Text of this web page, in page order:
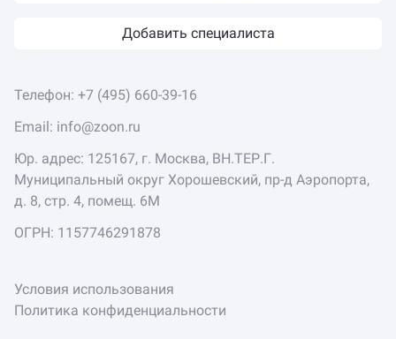
Добавить специалиста
Телефон: +7 (495) 660-39-16
Email: info@zoon.ru
Юр. адрес: 125167, г. Москва, ВН.ТЕР.Г.
Муниципальный округ Хорошевский, пр-д Аэропорта,
д. 8, стр. 4, помещ. 6М
ОГРН: 1157746291878
Условия использования
Политика конфиденциальности